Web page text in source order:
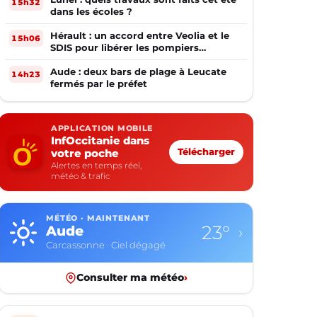
dans les écoles ?
15h06
Hérault : un accord entre Veolia et le
SDIS pour libérer les pompiers
volontaires
14h23
Aude : deux bars de plage à Leucate
fermés par le préfet
APPLICATION MOBILE
InfOccitanie dans
votre poche
Alertes en temps réel,
météo & trafic
Télécharger
MÉTÉO · MAINTENANT
Aude
Carcassonne · Ciel dégagé
23° ›
Consulter ma météo›